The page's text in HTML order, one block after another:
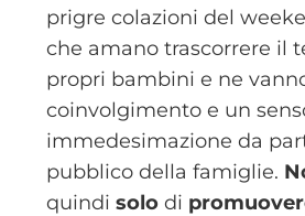
prigre colazioni del
che amano trascorrere il
propri bambini e ne
coinvolgimento e un
immedesimazione da
pubblico della famiglie.
quindi solodi